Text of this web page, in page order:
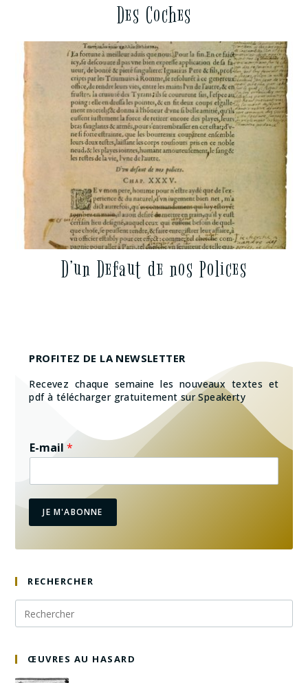
Des Coches
D’un Defaut de nos Polices
PROFITEZ DE LA NEWSLETTER
Recevez chaque semaine les nouveaux textes et
pdf à télécharger gratuitement sur Speakerty
E-mail*
JE M'ABONNE
RECHERCHER
ŒUVRES AU HASARD